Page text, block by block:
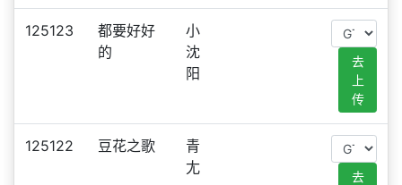
125123
都要好好
的
小
沈
阳
去
上
传
125122 豆花之歌
青
尢
去